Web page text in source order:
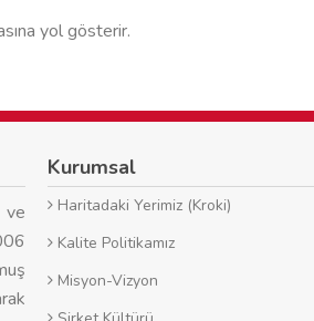
yol gösterir.
Kurumsal
Haritadaki Yerimiz (Kroki)
Kalite Politikamız
Misyon-Vizyon